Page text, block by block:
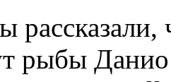
рассказали,
рыбы